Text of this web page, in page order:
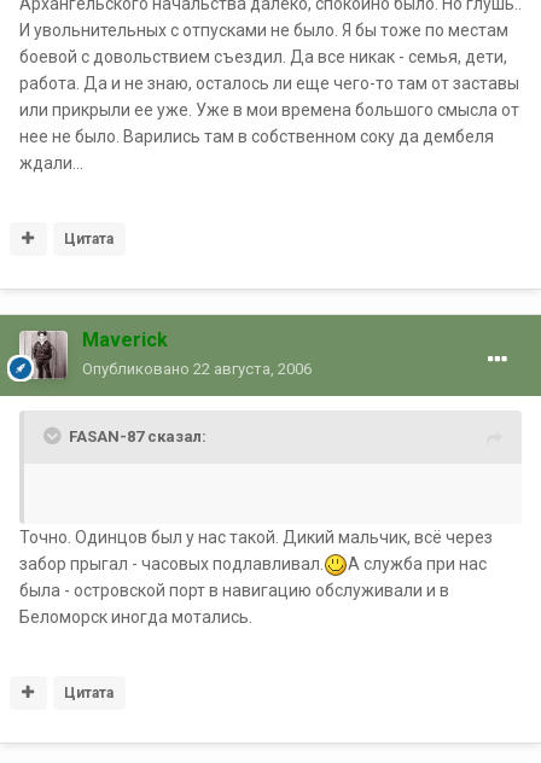
И увольнительных с отпусками не было. Я бы тоже по местам
боевой с довольствием съездил. Да все никак - семья, дети,
работа. Да и не знаю, осталось ли еще чего-то там от заставы
или прикрыли ее уже. Уже в мои времена большого смысла от
нее не было. Варились там в собственном соку да дембеля
ждали...
Цитата
Maverick
Опубликовано 22 августа, 2006
FASAN-87 сказал:
Точно. Одинцов был у нас такой. Дикий мальчик, всё через
забор прыгал - часовых подлавливал.
А служба при нас
была - островской порт в навигацию обслуживали и в
Беломорск иногда мотались.
Цитата